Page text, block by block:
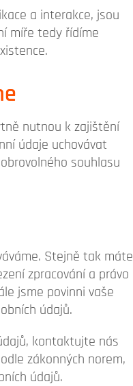
a interakce, jsou
míře tedy řídíme
nutnou k zajištění
údaje uchovávat
souhlasu
Stejně tak máte
zpracování a právo
jsme povinni vaše
údajů.
kontaktujte nás
zákonných norem,
údajů.